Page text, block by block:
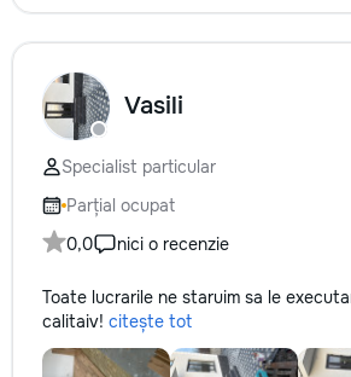
Vasili
Specialist particular
Parțial ocupat
0,0
nici o recenzie
Toate lucrarile ne staruim sa le
calitaiv! citește tot